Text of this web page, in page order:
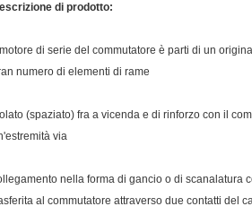
di prodotto:
motore di serie del commutatore è parti di un
numero di elementi di rame
(spaziato) fra a vicenda e di rinforzo con il
via
nella forma di gancio o di scanalatura
al commutatore attraverso due contatti del